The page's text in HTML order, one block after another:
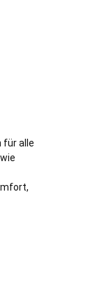
für alle